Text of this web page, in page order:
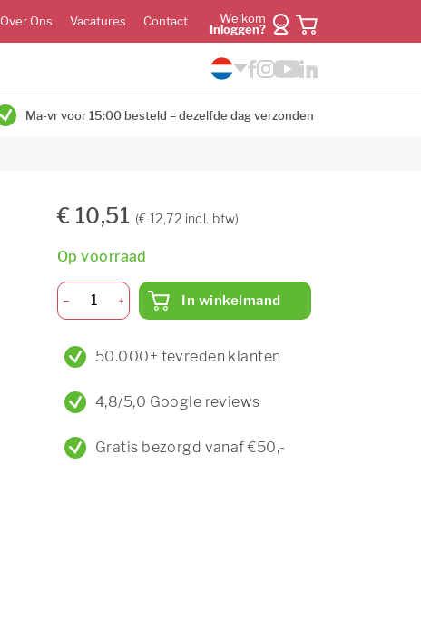
Over Ons Vacatures Contact
Welkom
Inloggen?
Ma-vr voor 15:00 besteld = dezelfde dag verzonden
€ 10,51 (€ 12,72 incl. btw)
Op voorraad
In winkelmand
50.000+ tevreden klanten
4,8/5,0 Google reviews
Gratis bezorgd vanaf €50,-